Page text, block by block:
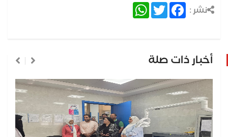
نشر : Facebook
Twitter
WhatsApp
أخبار ذات صلة